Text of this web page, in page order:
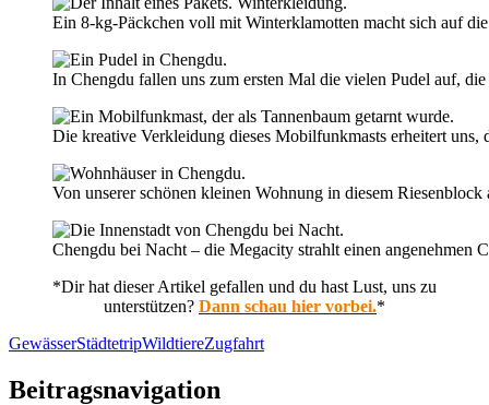
Ein 8-kg-Päckchen voll mit Winterklamotten macht sich auf
In Chengdu fallen uns zum ersten Mal die vielen Pudel auf, die
Die kreative Verkleidung dieses Mobilfunkmasts erheitert uns,
Von unserer schönen kleinen Wohnung in diesem
Chengdu bei Nacht – die Megacity strahlt einen angenehmen
*Dir hat dieser Artikel gefallen und du hast Lust, uns zu
unterstützen? Dann schau hier vorbei.*
GewässerStädtetripWildtiereZugfahrt
Beitragsnavigation